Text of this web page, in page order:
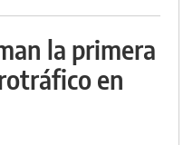
la primera
en